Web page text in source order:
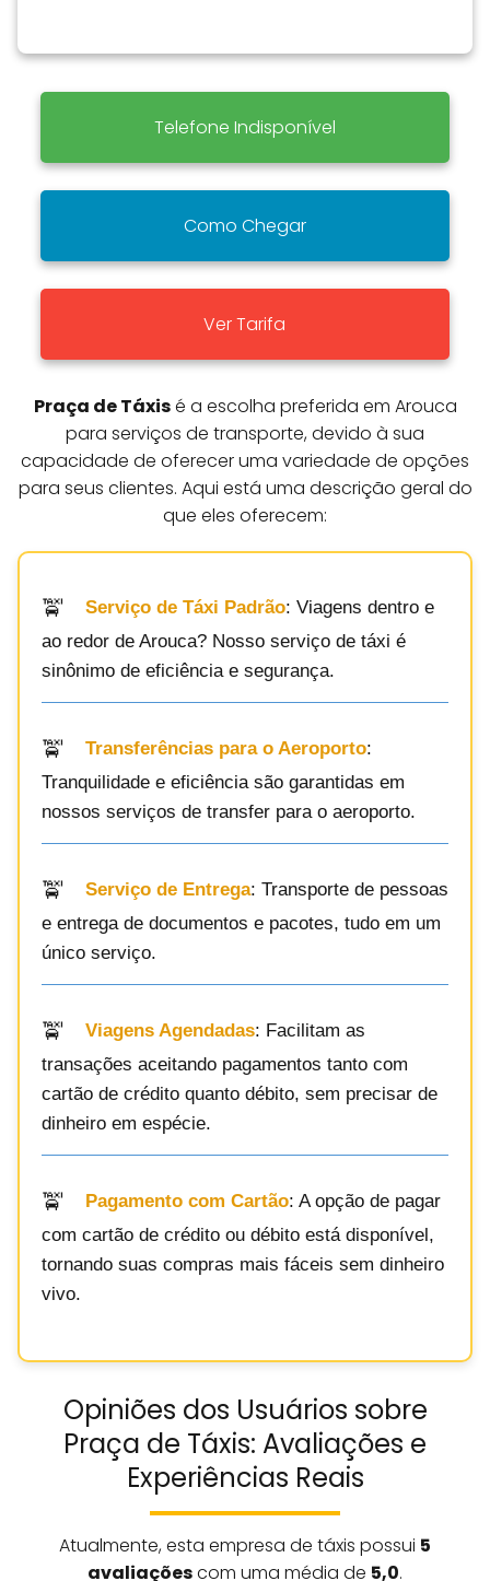
Telefone Indisponível
Como Chegar
Ver Tarifa
Praça de Táxisé a escolha preferida em Arouca
para serviços de transporte, devido à sua
capacidade de oferecer uma variedade de opções
para seus clientes. Aqui está uma descrição geral do
que eles oferecem:
Serviço de Táxi Padrão: Viagens dentro e
ao redor de Arouca? Nosso serviço de táxi é
sinônimo de eficiência e segurança.
Transferências para o Aeroporto:
Tranquilidade e eficiência são garantidas em
nossos serviços de transfer para o aeroporto.
Serviço de Entrega: Transporte de pessoas
e entrega de documentos e pacotes, tudo em um
único serviço.
Viagens Agendadas: Facilitam as
transações aceitando pagamentos tanto com
cartão de crédito quanto débito, sem precisar de
dinheiro em espécie.
Pagamento com Cartão: A opção de pagar
com cartão de crédito ou débito está disponível,
tornando suas compras mais fáceis sem dinheiro
vivo.
Opiniões dos Usuários sobre
Praça de Táxis: Avaliações e
Experiências Reais
Atualmente, esta empresa de táxis possui 5
avaliaçõescom uma média de 5,0.